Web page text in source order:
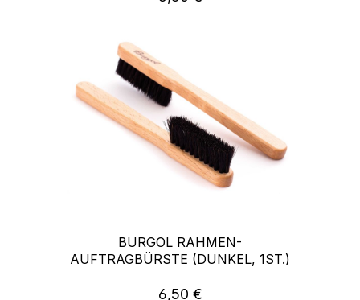
BURGOL RAHMEN-
AUFTRAGBÜRSTE (DUNKEL, 1ST.)
Regulärer Preis:
6,50 €